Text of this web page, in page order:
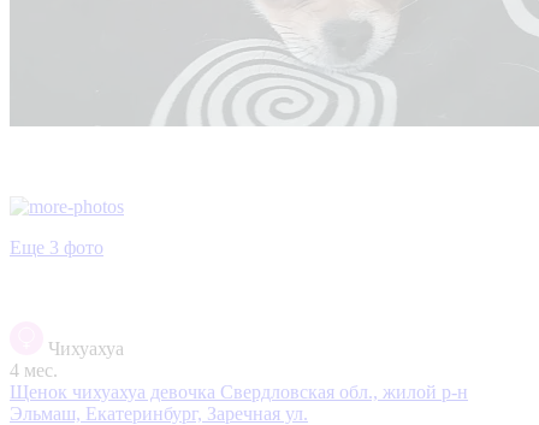
Еще 3 фото
Чихуахуа
4 мес.
Щенок чихуахуа девочка Свердловская обл., жилой р-н
Эльмаш, Екатеринбург, Заречная ул.